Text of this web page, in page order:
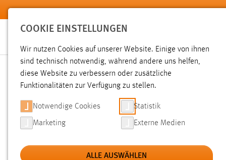
Zum Hauptinhalt springen
Sie sind hier:
Hochschule Aktuelles News der OTH Amberg-Weiden
INTERNATIONALER
CENTRAL AND EASTERN
COOKIE EINSTELLUNGEN
Wir nutzen Cookies auf unserer Website. Einige von ihnen
sind technisch notwendig, während andere uns helfen,
diese Website zu verbessern oder zusätzliche
Funktionalitäten zur Verfügung zu stellen.
Notwendige Cookies Statistik
Marketing Externe Medien
ALLE AUSWÄHLEN